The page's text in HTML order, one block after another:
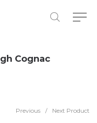
Cognac
Previous / Next Product